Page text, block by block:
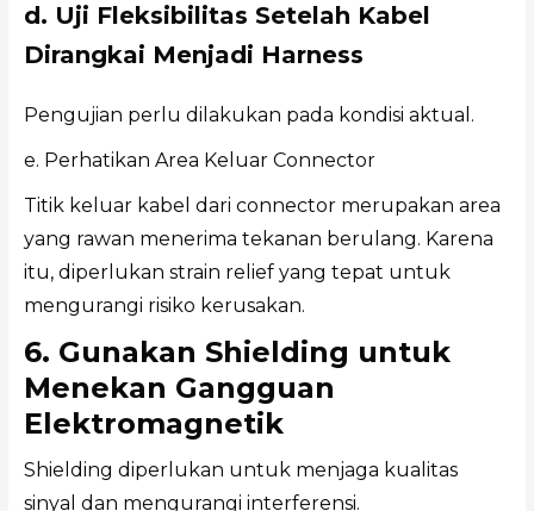
d. Uji Fleksibilitas Setelah Kabel
Dirangkai Menjadi Harness
Pengujian perlu dilakukan pada kondisi aktual.
e. Perhatikan Area Keluar Connector
Titik keluar kabel dari connector merupakan area
yang rawan menerima tekanan berulang. Karena
itu, diperlukan strain relief yang tepat untuk
mengurangi risiko kerusakan.
6. Gunakan Shielding untuk
Menekan Gangguan
Elektromagnetik
Shielding diperlukan untuk menjaga kualitas
sinyal dan mengurangi interferensi.